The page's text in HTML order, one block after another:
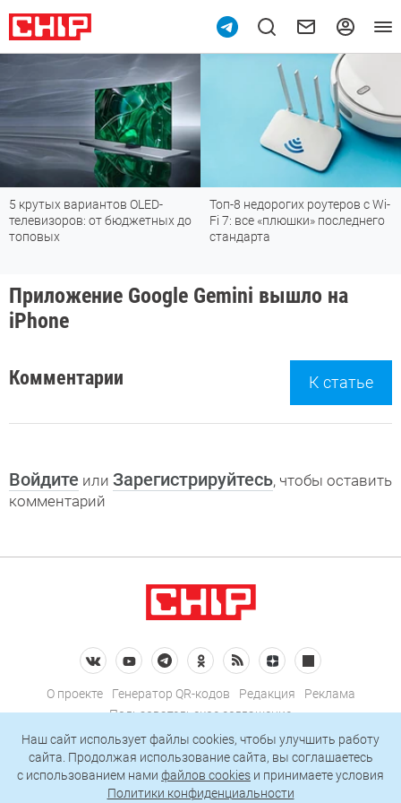
5 крутых вариантов OLED-
телевизоров: от бюджетных до
топовых
Топ-8 недорогих роутеров с Wi-
Fi 7: все «плюшки» последнего
стандарта
Приложение Google Gemini вышло на
iPhone
Комментарии К статье
Войдите или Зарегистрируйтесь, чтобы оставить
комментарий
О проекте Генератор QR-кодов Редакция
Реклама
Пользовательское соглашение
Политика конфиденциальности
Подписаться на рассылку
Наш сайт использует файлы cookies, чтобы улучшить работу
сайта. Продолжая использование сайта, вы соглашаетесь
c использованием нами файлов cookies и принимаете условия
Политики конфиденциальности